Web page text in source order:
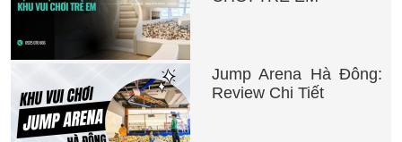
Jump Arena Hà Đông:
Review Chi Tiết